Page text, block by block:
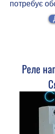
потребує
Реле